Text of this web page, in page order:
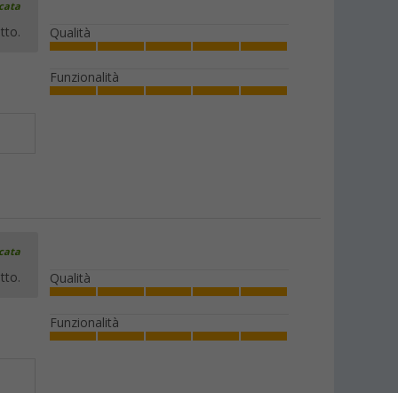
Qualità
Funzionalità
Qualità
Funzionalità